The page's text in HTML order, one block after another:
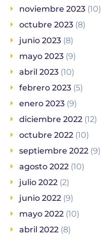
noviembre 2023 (10)
octubre 2023 (8)
junio 2023 (8)
mayo 2023 (9)
abril 2023 (10)
febrero 2023 (5)
enero 2023 (9)
diciembre 2022 (12)
octubre 2022 (10)
septiembre 2022 (9)
agosto 2022 (10)
julio 2022 (2)
junio 2022 (9)
mayo 2022 (10)
abril 2022 (8)